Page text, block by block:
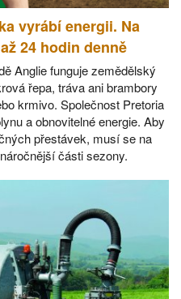
vyrábí energii. Na
24 hodin denně
Anglie funguje zemědělský
řepa, tráva ani brambory
krmivo. Společnost Pretoria
a obnovitelné energie. Aby
přestávek, musí se na
části sezony.